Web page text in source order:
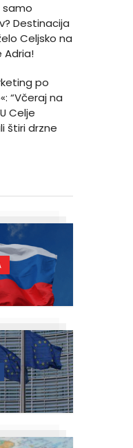
samo
Destinacija
Celjsko na
Adria!
po
“Včeraj na
Celje
štiri drzne